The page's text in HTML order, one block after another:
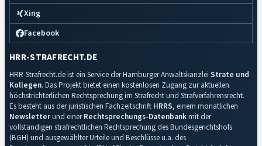
Xing
Facebook
HRR-STRAFRECHT.DE
HRR-Strafrecht.de ist ein Service der Hamburger Anwaltskanzlei Strate und
Kollegen. Das Projekt bietet einen kostenlosen Zugang zur aktuellen
höchstrichterlichen Rechtsprechung im Strafrecht und Strafverfahrensrecht.
Es besteht aus der juristischen Fachzeitschrift HRRS, einem monatlichen
Newsletterund einerRechtsprechungs-Datenbankmit der
vollständigen strafrechtlichen Rechtsprechung des Bundesgerichtshofs
(BGH) und ausgewählter Urteile und Beschlüsse u.a. des